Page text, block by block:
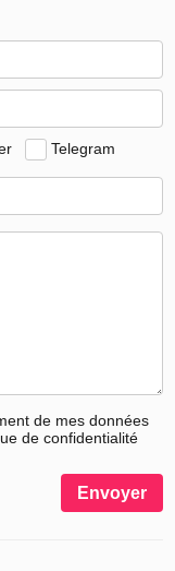
Telegram
de mes données
de confidentialité
Envoyer